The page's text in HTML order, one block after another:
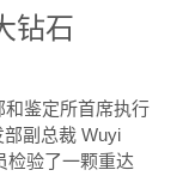
钻石
和鉴定所首席执行
部副总裁 Wuyi
检验了一颗重达